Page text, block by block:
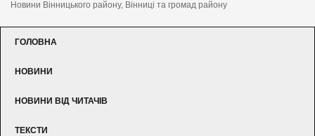
Новини Вінницького району, Вінниці та громад району
ГОЛОВНА
НОВИНИ
НОВИНИ ВІД ЧИТАЧІВ
ТЕКСТИ